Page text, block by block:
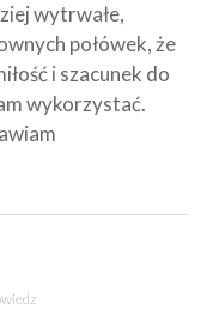
wytrwałe,
połówek, że
i szacunek do
wykorzystać.